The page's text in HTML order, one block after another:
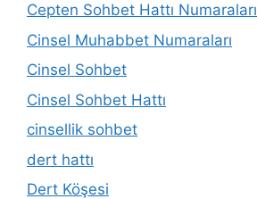
Cepten Sohbet Hattı Numaraları
Cinsel Muhabbet Numaraları
Cinsel Sohbet
Cinsel Sohbet Hattı
cinsellik sohbet
dert hattı
Dert Köşesi